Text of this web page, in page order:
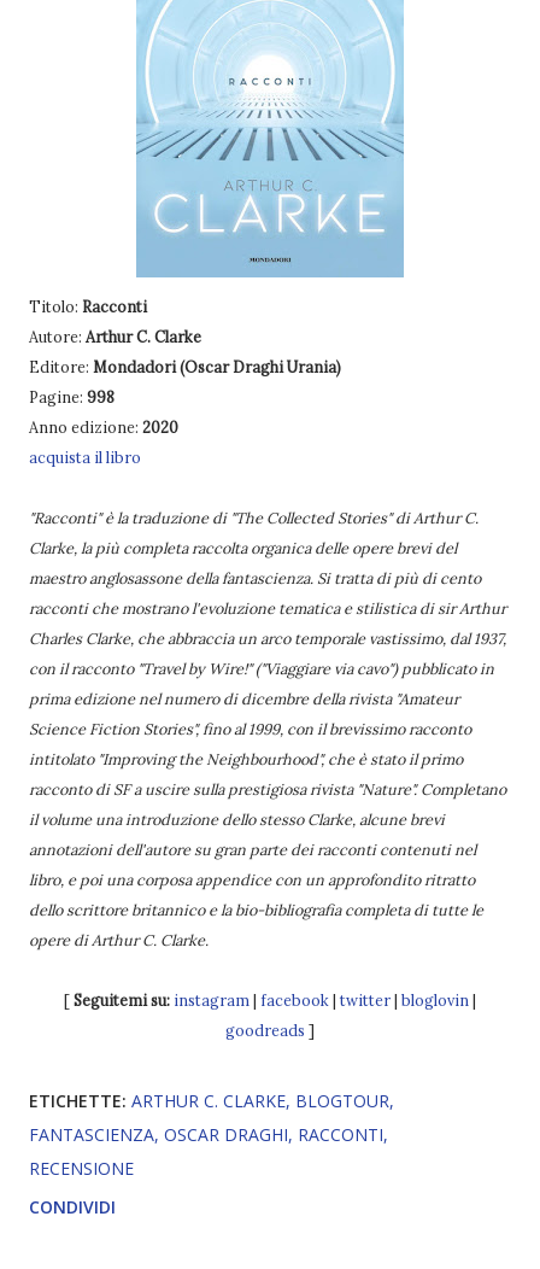
Titolo: Racconti
Autore: Arthur C. Clarke
Editore: Mondadori (Oscar Draghi Urania)
Pagine: 998
Anno edizione: 2020
acquista il libro
"Racconti" è la traduzione di "The Collected Stories" di Arthur C.
Clarke, la più completa raccolta organica delle opere brevi del
maestro anglosassone della fantascienza. Si tratta di più di cento
racconti che mostrano l'evoluzione tematica e stilistica di sir Arthur
Charles Clarke, che abbraccia un arco temporale vastissimo, dal 1937,
con il racconto "Travel by Wire!" ("Viaggiare via cavo") pubblicato in
prima edizione nel numero di dicembre della rivista "Amateur
Science Fiction Stories", fino al 1999, con il brevissimo racconto
intitolato "Improving the Neighbourhood", che è stato il primo
racconto di SF a uscire sulla prestigiosa rivista "Nature". Completano
il volume una introduzione dello stesso Clarke, alcune brevi
annotazioni dell'autore su gran parte dei racconti contenuti nel
libro, e poi una corposa appendice con un approfondito ritratto
dello scrittore britannico e la bio-bibliografia completa di tutte le
opere di Arthur C. Clarke.
[ Seguitemi su: instagram| facebook| twitter| bloglovin|
goodreads ]
ETICHETTE: ARTHUR C. CLARKE BLOGTOUR
FANTASCIENZA OSCAR DRAGHI RACCONTI
RECENSIONE
CONDIVIDI